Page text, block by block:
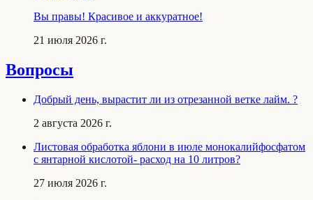
Вы правы! Красивое и аккуратное!
21 июля 2026 г.
Вопросы
Добрый день, вырастит ли из отрезанной ветке лайм. ?
2 августа 2026 г.
Листовая обработка яблони в июле монокалийфосфатом
с янтарной кислотой- расход на 10 литров?
27 июля 2026 г.